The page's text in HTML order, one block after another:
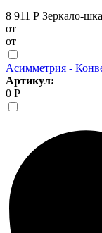
8 911 Р Зеркало-
от
от
Асимметрия -
Артикул:
0 Р